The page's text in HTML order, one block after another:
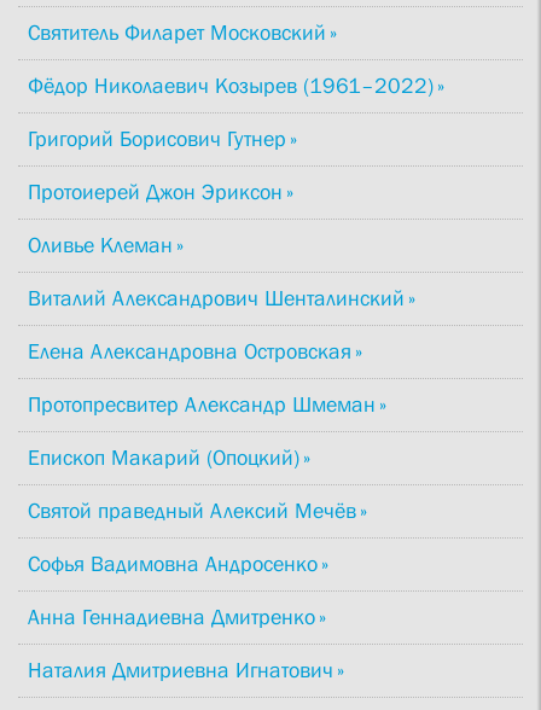
Святитель Филарет Московский
Фёдор Николаевич Козырев (1961–2022)
Григорий Борисович Гутнер
Протоиерей Джон Эриксон
Оливье Клеман
Виталий Александрович Шенталинский
Елена Александровна Островская
Протопресвитер Александр Шмеман
Епископ Макарий (Опоцкий)
Святой праведный Алексий Мечёв
Софья Вадимовна Андросенко
Анна Геннадиевна Дмитренко
Наталия Дмитриевна Игнатович